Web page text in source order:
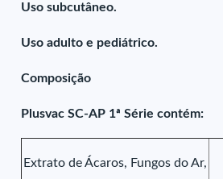
Uso subcutâneo.
Uso adulto e pediátrico.
Composição
Plusvac SC-AP 1ª Série contém:
Extrato de Ácaros, Fungos do Ar,